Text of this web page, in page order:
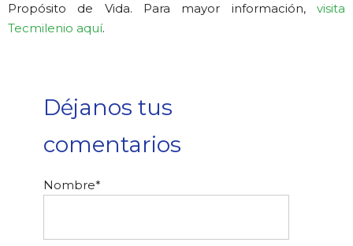
Propósito de Vida. Para mayor información, visita
Tecmilenio aquí.
Déjanos tus
comentarios
Nombre*